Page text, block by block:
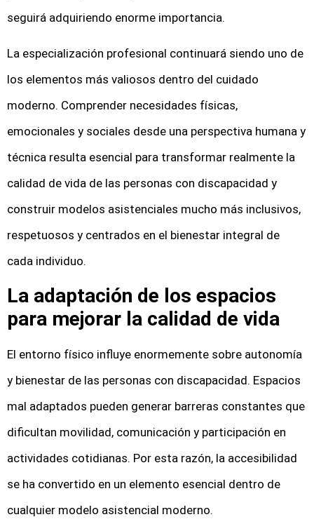
seguirá adquiriendo enorme importancia.
La especialización profesional continuará siendo uno de
los elementos más valiosos dentro del cuidado
moderno. Comprender necesidades físicas,
emocionales y sociales desde una perspectiva humana y
técnica resulta esencial para transformar realmente la
calidad de vida de las personas con discapacidad y
construir modelos asistenciales mucho más inclusivos,
respetuosos y centrados en el bienestar integral de
cada individuo.
La adaptación de los espacios
para mejorar la calidad de vida
El entorno físico influye enormemente sobre autonomía
y bienestar de las personas con discapacidad. Espacios
mal adaptados pueden generar barreras constantes que
dificultan movilidad, comunicación y participación en
actividades cotidianas. Por esta razón, la accesibilidad
se ha convertido en un elemento esencial dentro de
cualquier modelo asistencial moderno.